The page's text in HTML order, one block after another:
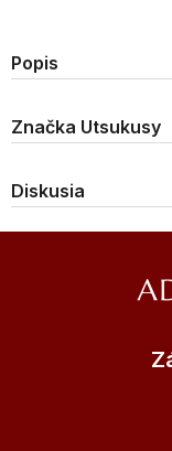
Popis
Značka Utsukusy
Diskusia